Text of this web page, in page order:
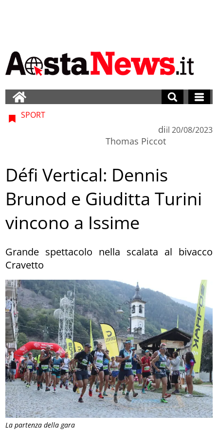
La partenza della gara
SPORT
di
Thomas Piccot
il 20/08/2023
Défi Vertical: Dennis
Brunod e Giuditta Turini
vincono a Issime
Grande spettacolo nella scalata al bivacco
Cravetto